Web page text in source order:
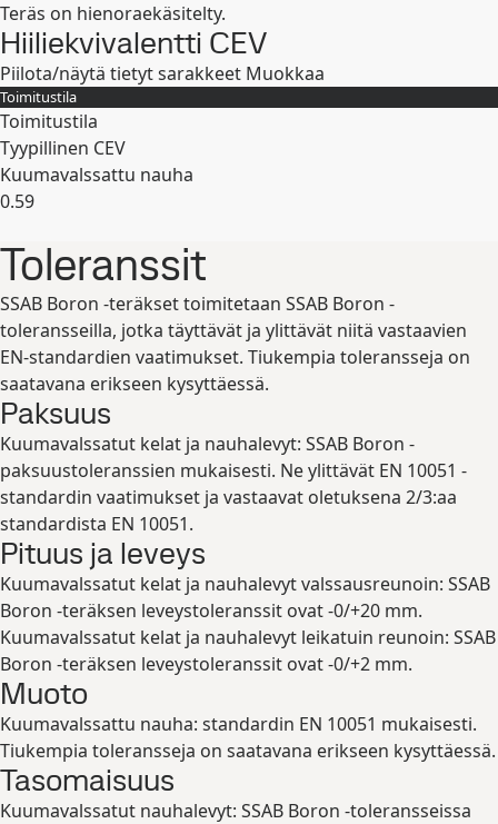
Laajenna
Teräs on hienoraekäsitelty.
Hiiliekvivalentti CEV
Piilota/näytä tietyt sarakkeet Muokkaa
Toimitustila
Toimitustila
Tyypillinen CEV
Kuumavalssattu nauha
0.59
Toleranssit
SSAB Boron -teräkset toimitetaan SSAB Boron -
toleransseilla, jotka täyttävät ja ylittävät niitä vastaavien
EN-standardien vaatimukset. Tiukempia toleransseja on
saatavana erikseen kysyttäessä.
Paksuus
Kuumavalssatut kelat ja nauhalevyt: SSAB Boron -
paksuustoleranssien mukaisesti. Ne ylittävät EN 10051 -
standardin vaatimukset ja vastaavat oletuksena 2/3:aa
standardista EN 10051.
Pituus ja leveys
Kuumavalssatut kelat ja nauhalevyt valssausreunoin: SSAB
Boron -teräksen leveystoleranssit ovat -0/+20 mm.
Kuumavalssatut kelat ja nauhalevyt leikatuin reunoin: SSAB
Boron -teräksen leveystoleranssit ovat -0/+2 mm.
Muoto
Kuumavalssattu nauha: standardin EN 10051 mukaisesti.
Tiukempia toleransseja on saatavana erikseen kysyttäessä.
Tasomaisuus
Kuumavalssatut nauhalevyt: SSAB Boron -toleransseissa